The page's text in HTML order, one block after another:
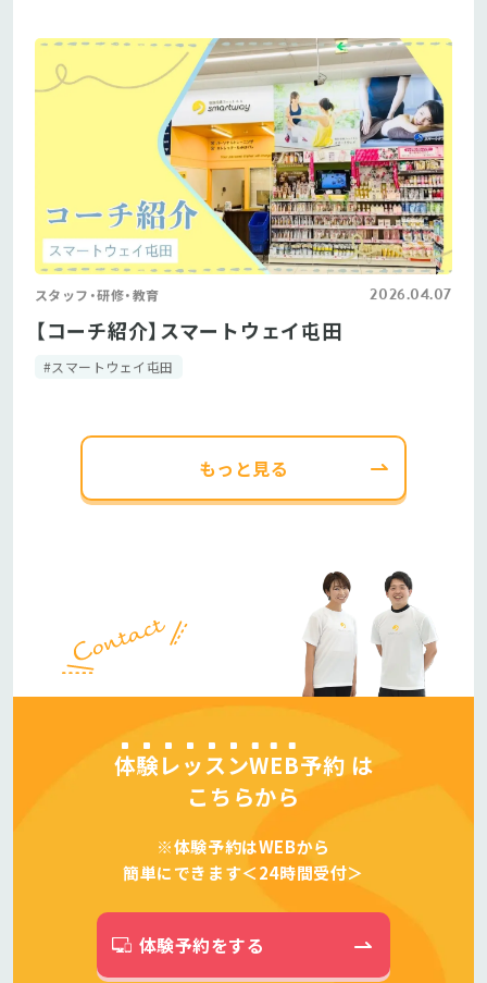
スタッフ・研修・教育 2026.04.07
【コーチ紹介】スマートウェイ屯田
#スマートウェイ屯田
もっと見る
体験レッスンWEB予約 は
こちらから
※体験予約はWEBから
簡単にできます＜24時間受付＞
体験予約をする